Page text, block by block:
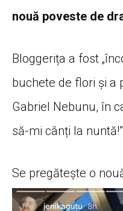
nouă poveste de
Bloggerița a fost
buchete de flori și a
Gabriel Nebunu, în
să-mi cânți la nuntă!”
Se pregătește o